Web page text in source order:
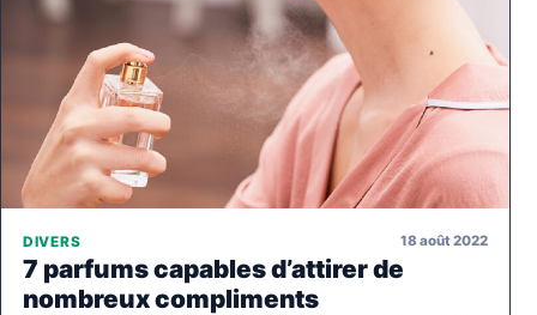
DIVERS 18 août 2022
7 parfums capables d’attirer de
nombreux compliments